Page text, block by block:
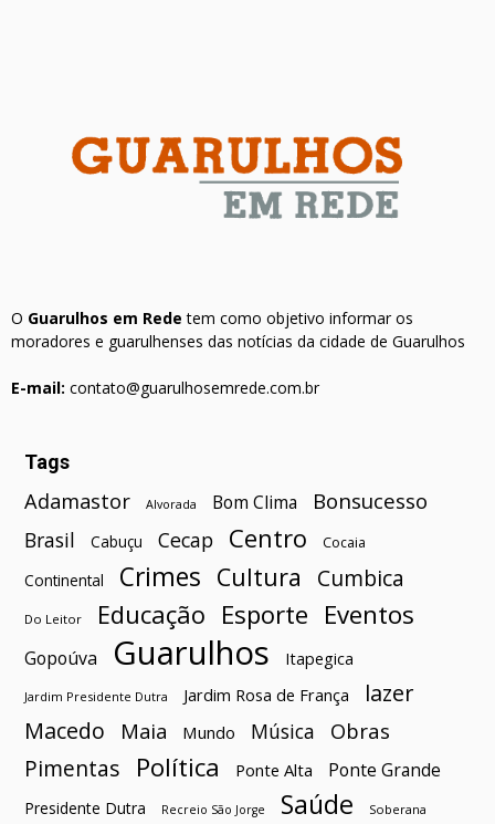
O Guarulhos em Rede tem como objetivo informar os
moradores e guarulhenses das notícias da cidade de Guarulhos
E-mail: contato@guarulhosemrede.com.br
Tags
Adamastor Alvorada Bom Clima Bonsucesso
Brasil Cabuçu Cecap Centro Cocaia
Continental Crimes Cultura Cumbica
Do Leitor Educação Esporte Eventos
Gopoúva Guarulhos Itapegica
Jardim Presidente Dutra Jardim Rosa de França
lazer
Macedo
Maia Mundo Música Obras
Pimentas Política Ponte Alta Ponte Grande
Presidente Dutra Recreio São Jorge Saúde Soberana